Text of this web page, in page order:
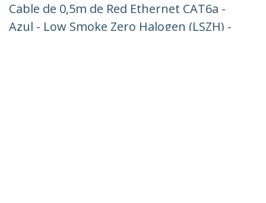
Cable de 0,5m de Red Ethernet CAT6a -
Azul - Low Smoke Zero Halogen (LSZH) -